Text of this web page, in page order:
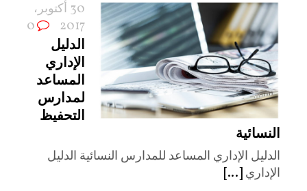
30 أكتوبر،
2017
0
الدليل
الإداري
المساعد
لمدارس
التحفيظ
النسائية
الدليل الإداري المساعد للمدارس النسائية الدليل
الإداري [...]